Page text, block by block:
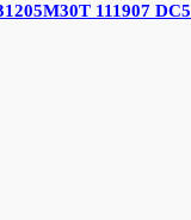
111907 DC5